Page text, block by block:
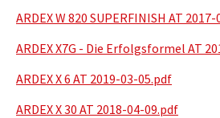
ARDEX W 820 SUPERFINISH AT
ARDEX X7G - Die Erfolgsformel AT
ARDEX X 6 AT 2019-03-05.pdf
ARDEX X 30 AT 2018-04-09.pdf